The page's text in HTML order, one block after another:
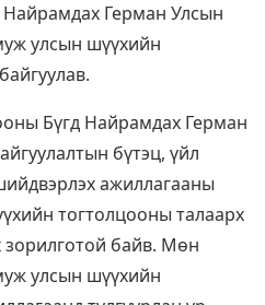
Герман Улсын
улсын шүүхийн
Бүгд Найрамдах Герман
бүтэц, үйл
ажиллагааны
тогтолцооны талаарх
зорилготой байв. Мөн
улсын шүүхийн